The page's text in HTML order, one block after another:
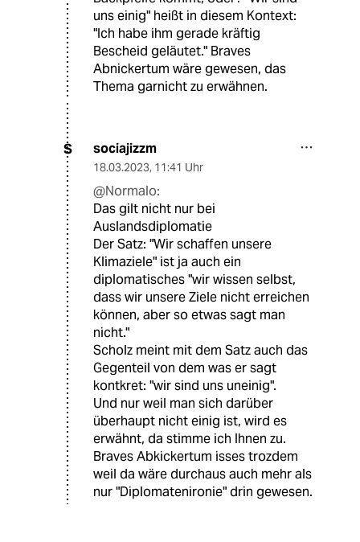
uns einig" heißt in diesem Kontext:
"Ich habe ihm gerade kräftig
Bescheid geläutet." Braves
Abnickertum wäre gewesen, das
Thema garnicht zu erwähnen.
S sociajizzm
18.03.2023, 11:41 Uhr
@Normalo:
Das gilt nicht nur bei
Auslandsdiplomatie
Der Satz: "Wir schaffen unsere
Klimaziele" ist ja auch ein
diplomatisches "wir wissen selbst,
dass wir unsere Ziele nicht erreichen
können, aber so etwas sagt man
nicht."
Scholz meint mit dem Satz auch das
Gegenteil von dem was er sagt
kontkret: "wir sind uns uneinig".
Und nur weil man sich darüber
überhaupt nicht einig ist, wird es
erwähnt, da stimme ich Ihnen zu.
Braves Abkickertum isses trozdem
weil da wäre durchaus auch mehr als
nur "Diplomatenironie" drin gewesen.